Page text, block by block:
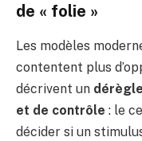
de « folie »
Les modèles
contentent plus
décrivent un
et de contrôle : le
décider si un